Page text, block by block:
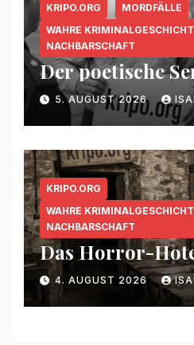
KRIPO.ORG MORDFÄLLE
WAHRE
NACHBARSCHAFT
Der poetische
5. AUGUST 2026
KRIPO.ORG
WAHRE
NACHBARSCHAFT
Das Horror-
4. AUGUST 2026